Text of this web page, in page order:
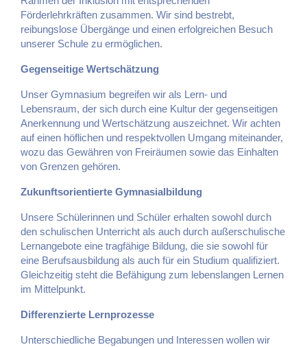
Förderlehrkräften zusammen. Wir sind bestrebt,
reibungslose Übergänge und einen erfolgreichen Besuch
unserer Schule zu ermöglichen.
Gegenseitige Wertschätzung
Unser Gymnasium begreifen wir als Lern- und
Lebensraum, der sich durch eine Kultur der gegenseitigen
Anerkennung und Wertschätzung auszeichnet. Wir achten
auf einen höflichen und respektvollen Umgang miteinander,
wozu das Gewähren von Freiräumen sowie das Einhalten
von Grenzen gehören.
Zukunftsorientierte Gymnasialbildung
Unsere Schülerinnen und Schüler erhalten sowohl durch
den schulischen Unterricht als auch durch außerschulische
Lernangebote eine tragfähige Bildung, die sie sowohl für
eine Berufsausbildung als auch für ein Studium qualifiziert.
Gleichzeitig steht die Befähigung zum lebenslangen Lernen
im Mittelpunkt.
Differenzierte Lernprozesse
Unterschiedliche Begabungen und Interessen wollen wir